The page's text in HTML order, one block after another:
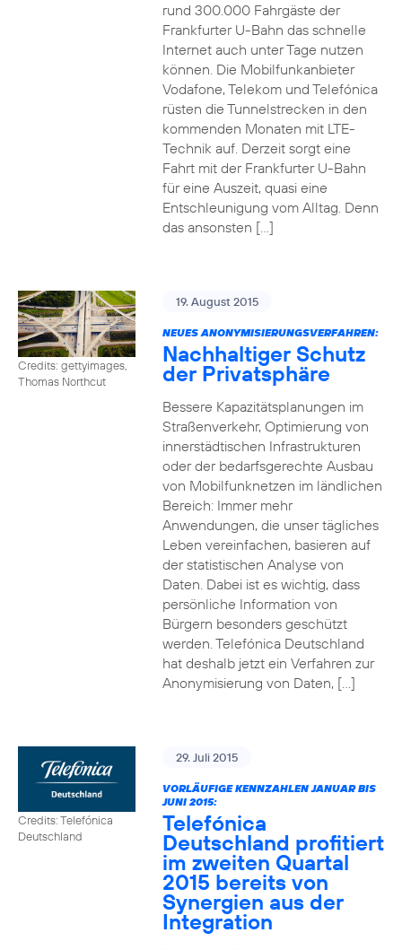
rund 300.000 Fahrgäste der
Frankfurter U-Bahn das schnelle
Internet auch unter Tage nutzen
können. Die Mobilfunkanbieter
Vodafone, Telekom und Telefónica
rüsten die Tunnelstrecken in den
kommenden Monaten mit LTE-
Technik auf. Derzeit sorgt eine
Fahrt mit der Frankfurter U-Bahn
für eine Auszeit, quasi eine
Entschleunigung vom Alltag. Denn
das ansonsten […]
Credits: gettyimages,
Thomas Northcut
19. August 2015
NEUES ANONYMISIERUNGSVERFAHREN:
Nachhaltiger Schutz
der Privatsphäre
Bessere Kapazitätsplanungen im
Straßenverkehr, Optimierung von
innerstädtischen Infrastrukturen
oder der bedarfsgerechte Ausbau
von Mobilfunknetzen im ländlichen
Bereich: Immer mehr
Anwendungen, die unser tägliches
Leben vereinfachen, basieren auf
der statistischen Analyse von
Daten. Dabei ist es wichtig, dass
persönliche Information von
Bürgern besonders geschützt
werden. Telefónica Deutschland
hat deshalb jetzt ein Verfahren zur
Anonymisierung von Daten, […]
Credits: Telefónica
Deutschland
29. Juli 2015
VORLÄUFIGE KENNZAHLEN JANUAR BIS
JUNI 2015:
Telefónica
Deutschland profitiert
im zweiten Quartal
2015 bereits von
Synergien aus der
Integration